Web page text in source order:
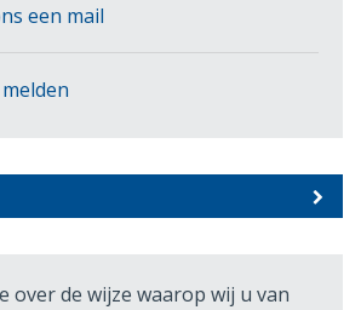
een mail
over de wijze waarop wij u van